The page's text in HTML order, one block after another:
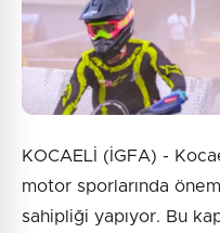
KOCAELİ (İGFA) -
motor sporlarında
sahipliği yapıyor. Bu